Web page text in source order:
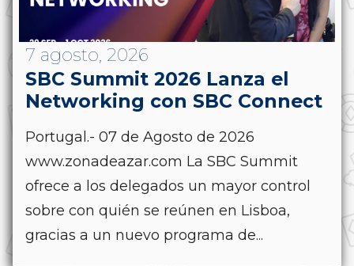
7 agosto, 2026
SBC Summit 2026 Lanza el
Networking con SBC Connect
Portugal.- 07 de Agosto de 2026
www.zonadeazar.com La SBC Summit
ofrece a los delegados un mayor control
sobre con quién se reúnen en Lisboa,
gracias a un nuevo programa de...